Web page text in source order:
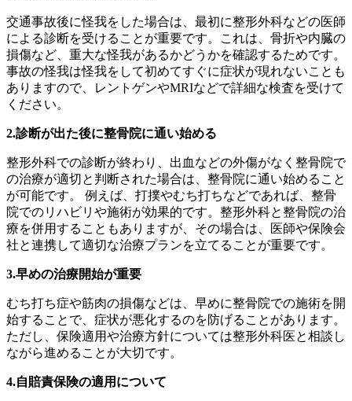
交通事故後に怪我をした場合は、最初に整形外科などの医師
による診断を受けることが重要です。これは、骨折や内臓の
損傷など、重大な怪我があるかどうかを確認するためです。
事故の怪我は怪我をして初めてすぐに症状が現れないことも
ありますので、レントゲンやMRIなどで詳細な検査を受けて
ください。
2.診断が出た後に整骨院に通い始める
整形外科での診断が終わり、出血などの外傷がなく整骨院で
の治療が適切と判断された場合は、整骨院に通い始めること
が可能です。 例えば、打撲やむち打ちなどであれば、整骨
院でのリハビリや施術が効果的です。整形外科と整骨院の治
療を併用することもありますが、その場合は、医師や保険会
社と連携して適切な治療プランを立てることが重要です。
3.早めの治療開始が重要
むち打ち症や筋肉の損傷などは、早めに整骨院での施術を開
始することで、症状が悪化するのを防げることがあります。
ただし、保険適用や治療方針については整形外科医と相談し
ながら進めることが大切です。
4.自賠責保険の適用について